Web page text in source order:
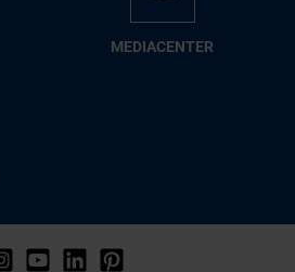
ME­DIA­CEN­TER